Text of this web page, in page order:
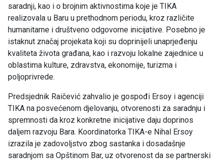
saradnji, kao i o brojnim aktivnostima koje je TIKA
realizovala u Baru u prethodnom periodu, kroz različite
humanitarne i društveno odgovorne inicijative. Posebno je
istaknut značaj projekata koji su doprinijeli unaprjeđenju
kvaliteta života građana, kao i razvoju lokalne zajednice u
oblastima kulture, zdravstva, ekonomije, turizma i
poljoprivrede.
Predsjednik Raičević zahvalio je gospođi Ersoy i agenciji
TIKA na posvećenom djelovanju, otvorenosti za saradnju i
spremnosti da kroz konkretne inicijative daju doprinos
daljem razvoju Bara. Koordinatorka TIKA-e Nihal Ersoy
izrazila je zadovoljstvo zbog sastanka i dosadašnje
saradnjom sa Opštinom Bar, uz otvorenost da se partnerski